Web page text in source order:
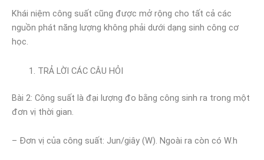
Khái niệm công suất cũng được mở rộng cho tất cả các
nguồn phát năng lượng không phải dưới dạng sinh công cơ
học.
TRẢ LỜI CÁC CÂU HỎI
Bài 2: Công suất là đại lượng đo bằng công sinh ra trong một
đơn vị thời gian.
– Đơn vị của công suất: Jun/giây (W). Ngoài ra còn có W.h